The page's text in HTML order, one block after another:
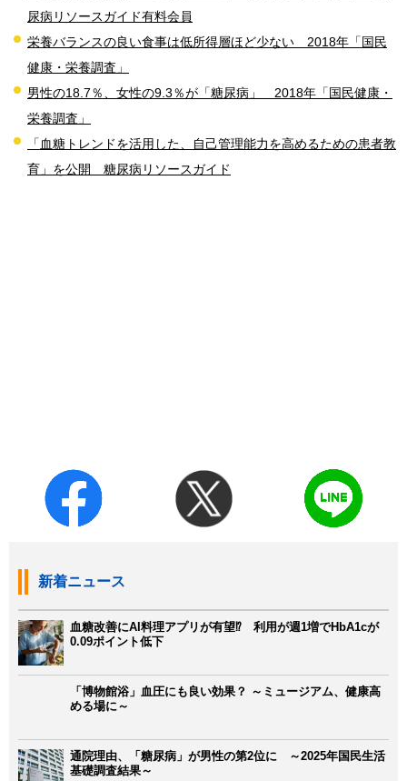
尿病リソースガイド有料会員
栄養バランスの良い食事は低所得層ほど少ない 2018年「国民
健康・栄養調査」
男性の18.7％、女性の9.3％が「糖尿病」 2018年「国民健康・
栄養調査」
「血糖トレンドを活用した、自己管理能力を高めるための患者教
育」を公開 糖尿病リソースガイド
新着ニュース
血糖改善にAI料理アプリが有望⁉ 利用が週1増でHbA1cが
0.09ポイント低下
「博物館浴」血圧にも良い効果？ ～ミュージアム、健康高
める場に～
通院理由、「糖尿病」が男性の第2位に ～2025年国民生活
基礎調査結果～